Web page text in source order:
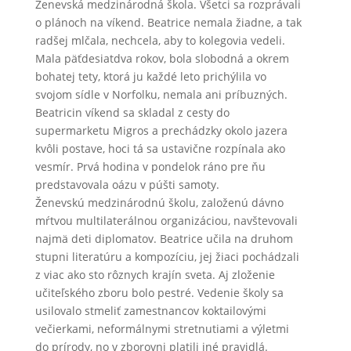
Ženevská medzinárodná škola. Všetci sa rozprávali
o plánoch na víkend. Beatrice nemala žiadne, a tak
radšej mlčala, nechcela, aby to kolegovia vedeli.
Mala päťdesiatdva rokov, bola slobodná a okrem
bohatej tety, ktorá ju každé leto prichýlila vo
svojom sídle v Norfolku, nemala ani príbuzných.
Beatricin víkend sa skladal z cesty do
supermarketu Migros a prechádzky okolo jazera
kvôli postave, hoci tá sa ustavične rozpínala ako
vesmír. Prvá hodina v pondelok ráno pre ňu
predstavovala oázu v púšti samoty.
Ženevskú medzinárodnú školu, založenú dávno
mŕtvou multilaterálnou organizáciou, navštevovali
najmä deti diplomatov. Beatrice učila na druhom
stupni literatúru a kompozíciu, jej žiaci pochádzali
z viac ako sto rôznych krajín sveta. Aj zloženie
učiteľského zboru bolo pestré. Vedenie školy sa
usilovalo stmeliť zamestnancov koktailovými
večierkami, neformálnymi stretnutiami a výletmi
do prírody, no v zborovni platili iné pravidlá.